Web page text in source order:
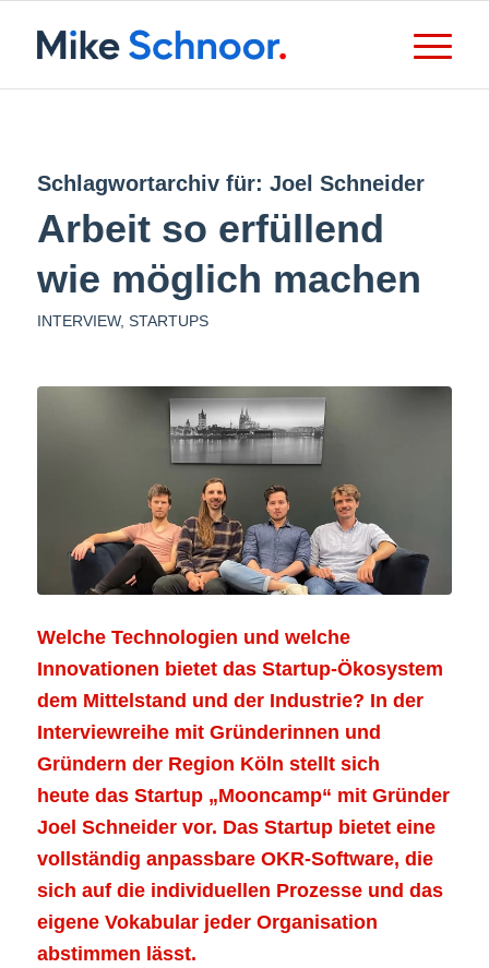
Schlagwortarchiv für: Joel Schneider
Arbeit so erfüllend
wie möglich machen
INTERVIEW, STARTUPS
Welche Technologien und welche
Innovationen bietet das Startup-Ökosystem
dem Mittelstand und der Industrie? In der
Interviewreihe mit Gründerinnen und
Gründern der Region Köln stellt sich
heutedas Startup „Mooncamp“ mit Gründer
Joel Schneider vor. Das Startup bietet eine
vollständig anpassbare OKR-Software, die
sich auf die individuellen Prozesse und das
eigene Vokabular jeder Organisation
abstimmen lässt.